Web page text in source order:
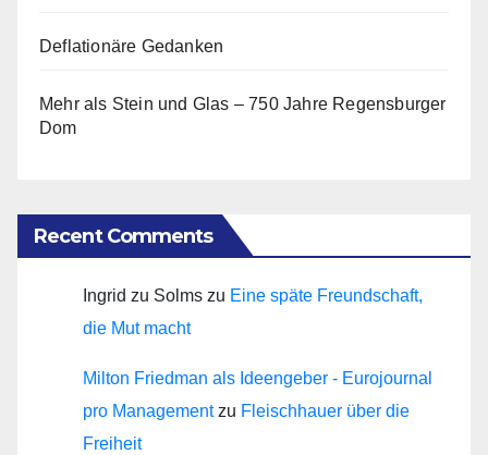
Deflationäre Gedanken
Mehr als Stein und Glas – 750 Jahre Regensburger
Dom
Recent Comments
Ingrid zu Solms zu Eine späte Freundschaft,
die Mut macht
Milton Friedman als Ideengeber - Eurojournal
pro Managementzu Fleischhauer über die
Freiheit